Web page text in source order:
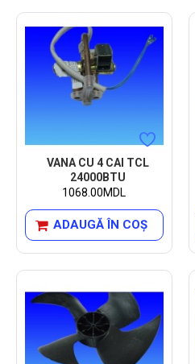
VANA CU 4 CAI TCL
24000BTU
1068.00MDL
ADAUGĂ ÎN COŞ